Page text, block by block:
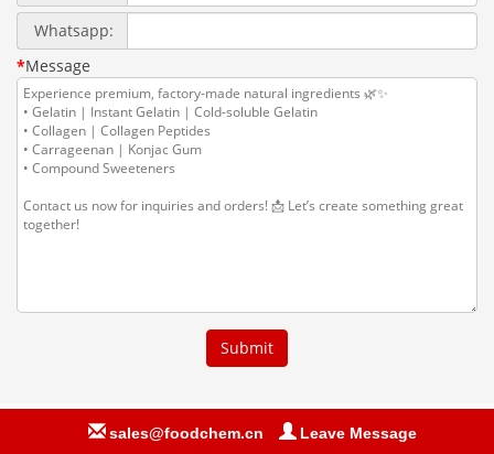
sales@foodchem.cn Leave Message